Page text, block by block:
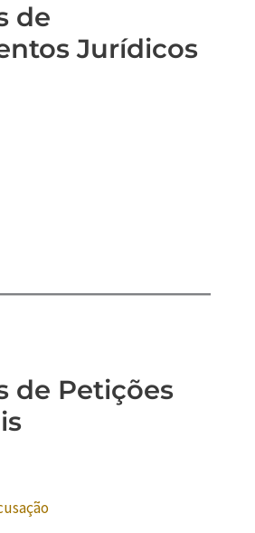
de
Jurídicos
de Petições